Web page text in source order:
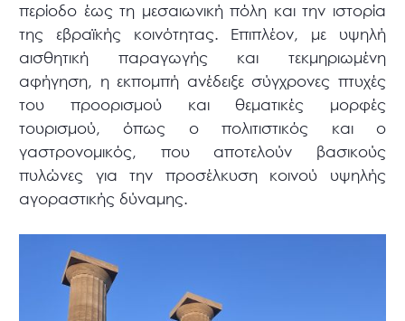
περίοδο έως τη μεσαιωνική πόλη και την ιστορία
της εβραϊκής κοινότητας. Επιπλέον, με υψηλή
αισθητική παραγωγής και τεκμηριωμένη
αφήγηση, η εκπομπή ανέδειξε σύγχρονες πτυχές
του προορισμού και θεματικές μορφές
τουρισμού, όπως ο πολιτιστικός και ο
γαστρονομικός, που αποτελούν βασικούς
πυλώνες για την προσέλκυση κοινού υψηλής
αγοραστικής δύναμης.